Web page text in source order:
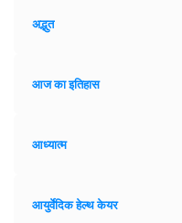
अद्भुत
आज का इतिहास
आध्यात्म
आयुर्वेदिक हेल्थ केयर